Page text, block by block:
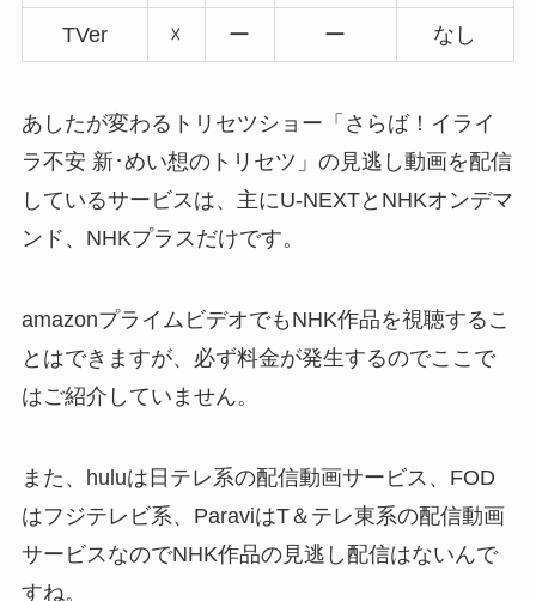
TVer ☓ ー ー なし
あしたが変わるトリセツショー「さらば！イライ
ラ不安 新･めい想のトリセツ」の見逃し動画を配信
しているサービスは、主にU-NEXTとNHKオンデマ
ンド、NHKプラスだけです。
amazonプライムビデオでもNHK作品を視聴するこ
とはできますが、必ず料金が発生するのでここで
はご紹介していません。
また、huluは日テレ系の配信動画サービス、FOD
はフジテレビ系、ParaviはT＆テレ東系の配信動画
サービスなのでNHK作品の見逃し配信はないんで
すね。